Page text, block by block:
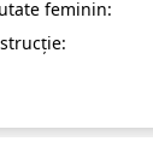
feminin: